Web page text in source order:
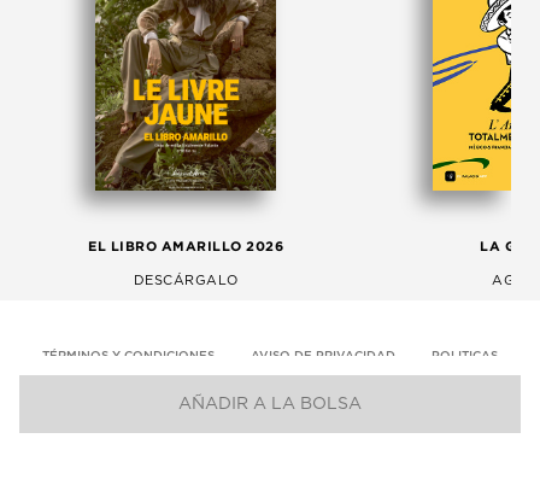
AÑADIR A LA BOLSA
EL LIBRO AMARILLO 2026
DESCÁRGALO
LA
TÉRMINOS Y CONDICIONES AVISO DE PRIVACIDAD POLITICAS